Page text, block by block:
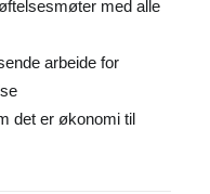
med alle
arbeide for
det er økonomi til